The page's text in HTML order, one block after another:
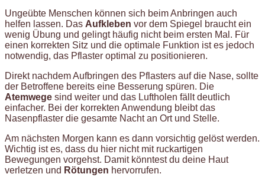
Ungeübte Menschen können sich beim Anbringen auch
helfen lassen. Das Aufkleben vor dem Spiegel braucht ein
wenig Übung und gelingt häufig nicht beim ersten Mal. Für
einen korrekten Sitz und die optimale Funktion ist es jedoch
notwendig, das Pflaster optimal zu positionieren.
Direkt nachdem Aufbringen des Pflasters auf die Nase, sollte
der Betroffene bereits eine Besserung spüren. Die
Atemwege sind weiter und das Luftholen fällt deutlich
einfacher. Bei der korrekten Anwendung bleibt das
Nasenpflaster die gesamte Nacht an Ort und Stelle.
Am nächsten Morgen kann es dann vorsichtig gelöst werden.
Wichtig ist es, dass du hier nicht mit ruckartigen
Bewegungen vorgehst. Damit könntest du deine Haut
verletzen und Rötungen hervorrufen.